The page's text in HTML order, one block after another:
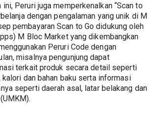
Peruri juga memperkenalkan “Scan to
dengan pengalaman yang unik di M
pembayaran Scan to Go didukung oleh
M Bloc Market yang dikembangkan
Peruri Code dengan
misalnya pengunjung dapat
terkait produk secara detail seperti
kalori dan bahan baku serta informasi
seperti daerah asal, latar belakang dan